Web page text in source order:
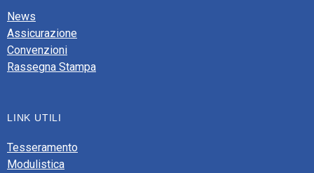
News
Assicurazione
Convenzioni
Rassegna Stampa
LINK UTILI
Tesseramento
Modulistica